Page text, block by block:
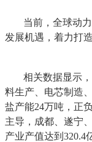
当前，全球动
发展机遇，着力打
相关数据显示
料生产、电芯制造
盐产能24万吨，正
主导，成都、遂宁
产业产值达到320.4